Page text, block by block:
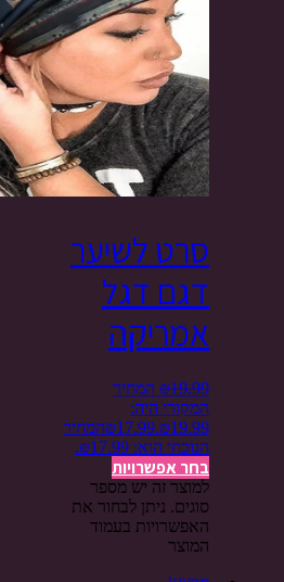
סרט לשיער
דגם דגל
אמריקה
₪19.99
המחיר
המקורי היה:
₪19.99.
₪17.99
המחיר
הנוכחי הוא: ₪17.99.
בחר אפשרויות
למוצר זה יש מספר
סוגים. ניתן לבחור את
האפשרויות בעמוד
המוצר